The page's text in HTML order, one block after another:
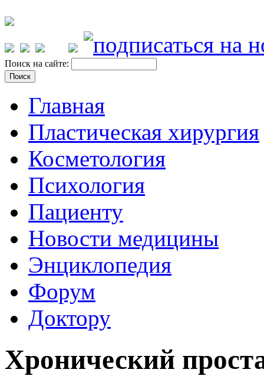
Поиск на сайте:
Главная
Пластическая хирургия
Косметология
Психология
Пациенту
Новости медицины
Энциклопедия
Форум
Доктору
Хронический